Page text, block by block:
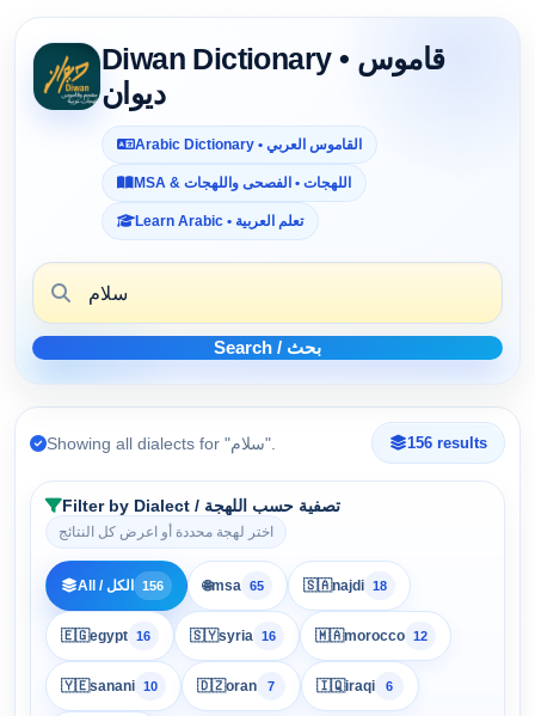
Diwan Dictionary • قاموس
ديوان
Arabic Dictionary • القاموس العربي
MSA & اللهجات • الفصحى واللهجات
Learn Arabic • تعلم العربية
Search / بحث
Showing all dialects for "سلام". 156 results
Filter by Dialect / تصفية حسب اللهجة
اختر لهجة محددة أو اعرض كل النتائج
All / الكل 156 🌐msa 65 🇸🇦najdi 18
🇪🇬egypt 16 🇸🇾syria 16 🇲🇦morocco 12
🇾🇪sanani 10 🇩🇿oran 7 🇮🇶iraqi 6